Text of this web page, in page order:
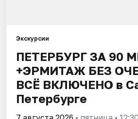
Экскурсии
ПЕТЕРБУРГ ЗА 90
+ЭРМИТАЖ БЕЗ
ВСЁ ВКЛЮЧЕНО в
Петербурге